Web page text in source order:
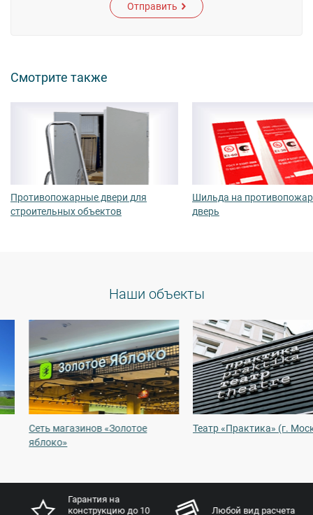
Отправить
Смотрите также
Противопожарные двери для
строительных объектов
Шильда на
дверь
Наши объекты
Сеть магазинов «Золотое
яблоко»
Театр «Практика» (г. Москва)
Гарантия на
конструкцию до 10
Любой вид расчета